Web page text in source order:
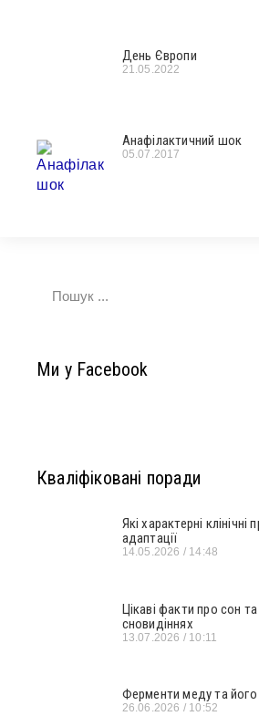
День Європи
21.05.2022
Анафілактичний шок
05.07.2017
Ми у Facebook
Кваліфіковані поради
Які характерні
адаптації
14.05.2026 14:48
Цікаві факти про сон
сновидіннях
13.07.2026 10:11
Ферменти меду та
26.06.2026 10:52